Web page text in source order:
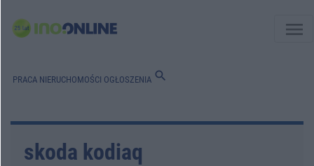
menu
PRACA NIERUCHOMOŚCI OGŁOSZENIA search
skoda kodiaq